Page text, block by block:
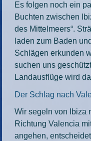
Es folgen noch ein
Buchten zwischen
des Mittelmeers“.
laden zum Baden
Schlägen erkunden
suchen uns
Landausflüge wird
Der Schlag nach
Wir segeln von Ibiza
Richtung Valencia
angehen,